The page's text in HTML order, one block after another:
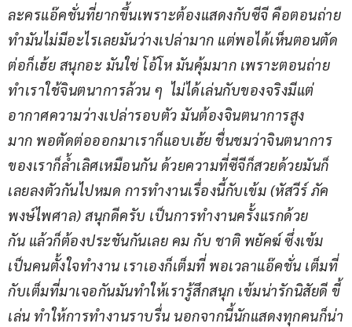
ละครแอ๊คชั่นที่ยากขึ้นเพราะต้องแสดงกับซีจี คือตอนถ่าย
ทำมันไม่มีอะไรเลยมันว่างเปล่ามาก แต่พอได้เห็นตอนตัด
ต่อก็เฮ้ย สนุกอะ มันใช่ โอ้โห มันคุ้มมาก เพราะตอนถ่าย
ทำเราใช้จินตนาการล้วน ๆ  ไม่ได้เล่นกับของจริงมีแต่
อากาศความว่างเปล่ารอบตัว มันต้องจินตนาการสูง
มาก พอตัดต่อออกมาเราก็แอบเฮ้ย ชื่นชมว่าจินตนาการ
ของเราก็ล้ำเลิศเหมือนกัน ด้วยความที่ซีจีก็สวยด้วยมันก็
เลยลงตัวกันไปหมด การทำงานเรื่องนี้กับเข้ม (หัสวีร์ ภัค
พงษ์ไพศาล) สนุกดีครับ เป็นการทำงานครั้งแรกด้วย
กัน แล้วก็ต้องประชันกันเลย คม กับ ชาติ พยัคฆ์ ซึ่งเข้ม
เป็นคนตั้งใจทำงาน เราเองก็เต็มที่ พอเวลาแอ๊คชั่น เต็มที่
กับเต็มที่มาเจอกันมันทำให้เรารู้สึกสนุก เข้มน่ารักนิสัยดี ขี้
เล่น ทำให้การทำงานราบรื่น นอกจากนี้นักแสดงทุกคนก็น่า